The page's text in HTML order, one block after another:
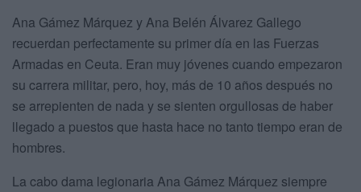
Ana Gámez Márquez y Ana Belén Álvarez Gallego
recuerdan perfectamente su primer día en las Fuerzas
Armadas en Ceuta. Eran muy jóvenes cuando empezaron
su carrera militar, pero, hoy, más de 10 años después no
se arrepienten de nada y se sienten orgullosas de haber
llegado a puestos que hasta hace no tanto tiempo eran de
hombres.
La cabo dama legionaria Ana Gámez Márquez siempre